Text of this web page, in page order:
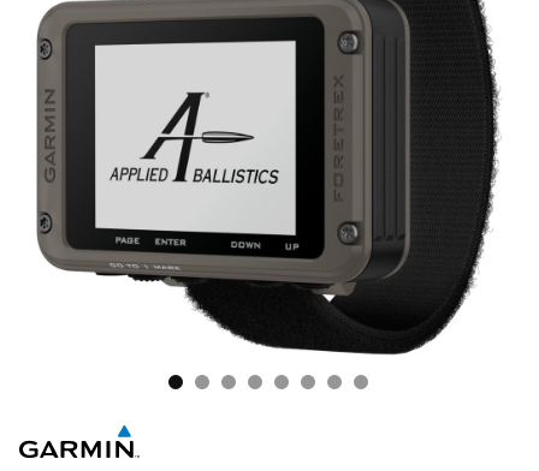
1 2 3 4 5 6 7 8